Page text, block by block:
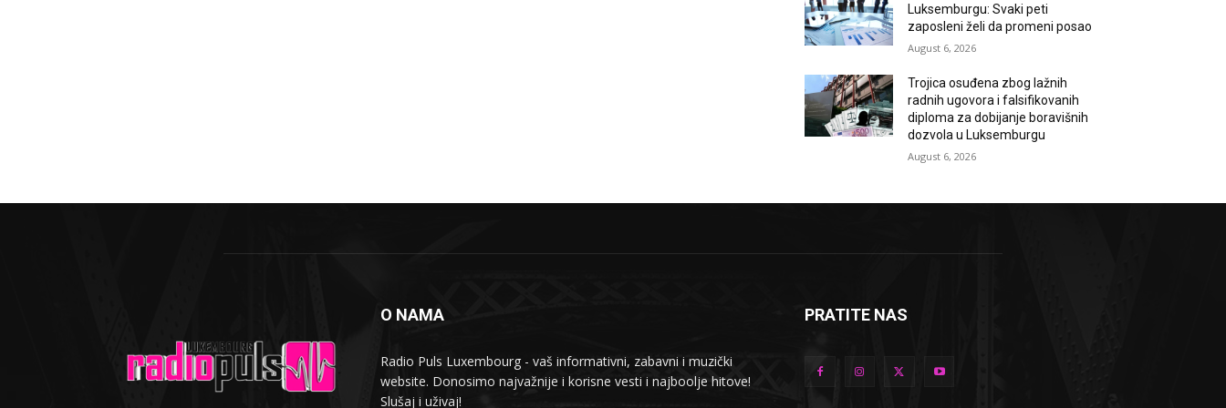
Luksemburgu: Svaki peti
zaposleni želi da promeni posao
August 6, 2026
Trojica osuđena zbog lažnih
radnih ugovora i falsifikovanih
diploma za dobijanje boravišnih
dozvola u Luksemburgu
August 6, 2026
O NAMA
Radio Puls Luxembourg - vaš informativni, zabavni i muzički
website. Donosimo najvažnije i korisne vesti i najboolje hitove!
Slušaj i uživaj!
PRATITE NAS